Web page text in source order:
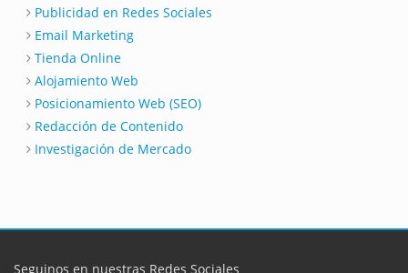
Publicidad en Redes Sociales
Email Marketing
Tienda Online
Alojamiento Web
Posicionamiento Web (SEO)
Redacción de Contenido
Investigación de Mercado
Seguinos en nuestras Redes Sociales